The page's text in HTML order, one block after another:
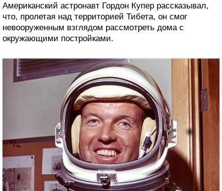
Американский астронавт Гордон Купер рассказывал,
что, пролетая над территорией Тибета, он смог
невооруженным взглядом рассмотреть дома с
окружающими постройками.